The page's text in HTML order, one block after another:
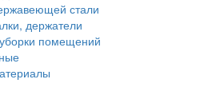
стали
держатели
помещений